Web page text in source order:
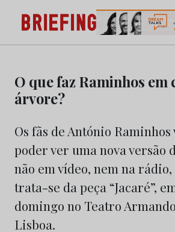
content
Briefing: Todas as notícias sobre
Marketing e da Publicidade
O que faz Raminhos em
árvore?
Os fãs de António Raminhos
poder ver uma nova versão
não em vídeo, nem na
trata-se da peça “Jacaré”,
domingo no Teatro
Lisboa.